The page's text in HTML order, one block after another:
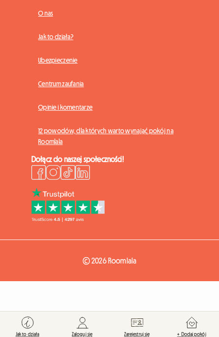
O nas
Jak to działa?
Ubezpieczenie
Centrum zaufania
Opinie i komentarze
12 powodów, dla których warto wynająć pokój na
Roomlala
Dołącz do naszej społeczności!
© 2026 Roomlala
Jak to działa Zaloguj się Zarejestruj się + Dodaj pokój